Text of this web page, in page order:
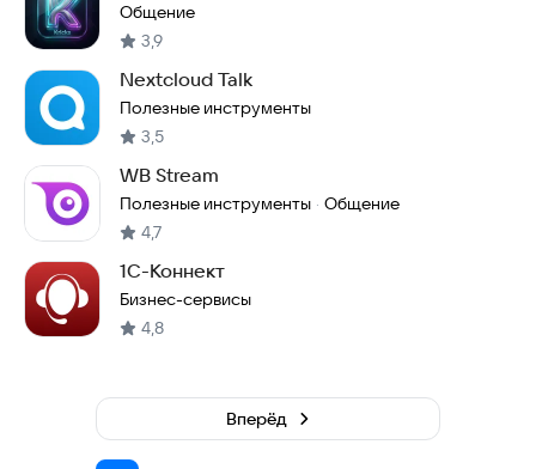
Общение
3,9
Nextcloud Talk
Полезные инструменты
3,5
WB Stream
Полезные инструменты · Общение
4,7
1С-Коннект
Бизнес-сервисы
4,8
Вперёд